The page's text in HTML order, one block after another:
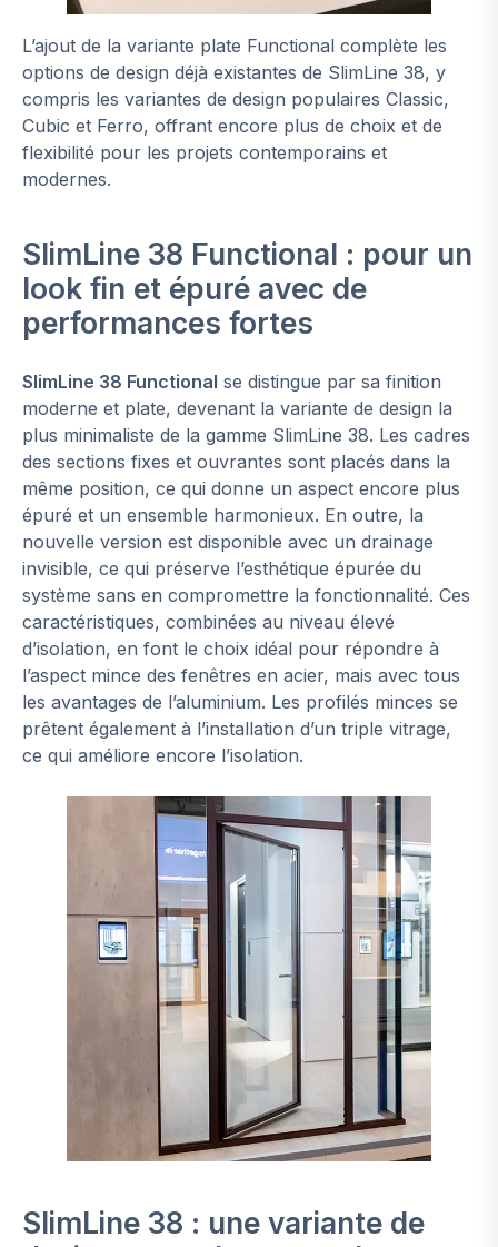
L’ajout de la variante plate Functional complète les
options de design déjà existantes de SlimLine 38, y
compris les variantes de design populaires Classic,
Cubic et Ferro, offrant encore plus de choix et de
flexibilité pour les projets contemporains et
modernes.
SlimLine 38 Functional : pour un
look fin et épuré avec de
performances fortes
SlimLine 38 Functional se distingue par sa finition
moderne et plate, devenant la variante de design la
plus minimaliste de la gamme SlimLine 38. Les cadres
des sections fixes et ouvrantes sont placés dans la
même position, ce qui donne un aspect encore plus
épuré et un ensemble harmonieux. En outre, la
nouvelle version est disponible avec un drainage
invisible, ce qui préserve l’esthétique épurée du
système sans en compromettre la fonctionnalité. Ces
caractéristiques, combinées au niveau élevé
d’isolation, en font le choix idéal pour répondre à
l’aspect mince des fenêtres en acier, mais avec tous
les avantages de l’aluminium. Les profilés minces se
prêtent également à l’installation d’un triple vitrage,
ce qui améliore encore l’isolation.
SlimLine 38 : une variante de